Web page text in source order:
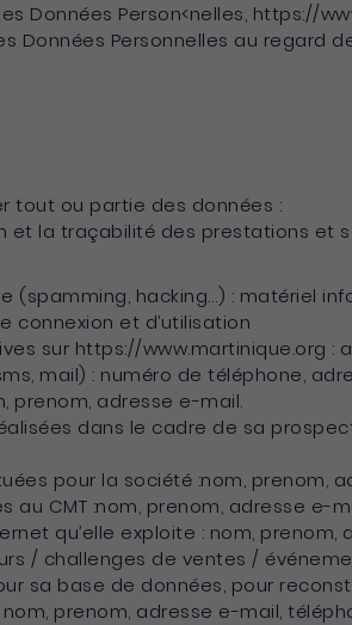
Données Person<nelles, https://
Données Personnelles au regard
tout ou partie des données :
la traçabilité des prestations et
hacking…) : matériel
connexion et d’utilisation
sur https://www.martinique.org :
mail) : numéro de téléphone,
prenom, adresse e-mail.
dans le cadre de sa
pour la société :nom, prenom,
CMT :nom, prenom, adresse e-
qu’elle exploite : nom, prenom,
/ challenges de ventes /
sa base de données, pour
prenom, adresse e-mail,